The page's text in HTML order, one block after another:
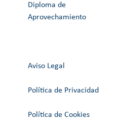
Diploma de
Aprovechamiento
Aviso Legal
Política de Privacidad
Política de Cookies